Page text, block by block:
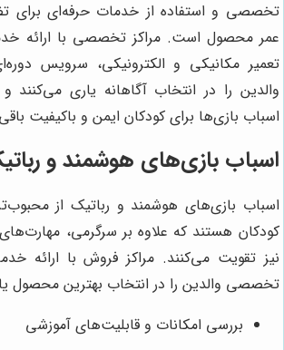
تخصصی و استفاده از خدمات حرفه‌ای برای
عمر محصول است. مراکز تخصصی با ارائه
تعمیر مکانیکی و الکترونیکی، سرویس
والدین را در انتخاب آگاهانه یاری
اسباب بازی‌ها برای کودکان ایمن و باکیفیت
اسباب بازی‌های هوشمند و
اسباب بازی‌های هوشمند و رباتیک از
کودکان هستند که علاوه بر سرگرمی،
نیز تقویت می‌کنند. مراکز فروش با ارائه
تخصصی والدین را در انتخاب بهترین محصول
بررسی امکانات و قابلیت‌های آموزشی